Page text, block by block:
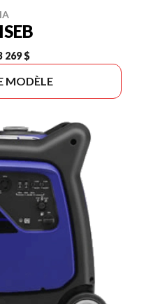
269 $
MODÈLE